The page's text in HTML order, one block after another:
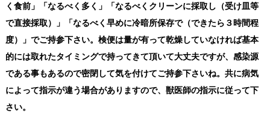
く食前」「なるべく多く」「なるべくクリーンに採取し（受け皿等
で直接採取）」「なるべく早めに冷暗所保存で（できたら３時間程
度）」でご持参下さい。検便は量が有って乾燥していなければ基本
的には取れたタイミングで持ってきて頂いて大丈夫ですが、感染源
である事もあるので密閉して気を付けてご持参下さいね。共に病気
によって指示が違う場合がありますので、獣医師の指示に従って下
さい。